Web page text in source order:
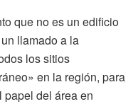
que no es un edificio
llamado a la
los sitios
en la región, para
papel del área en